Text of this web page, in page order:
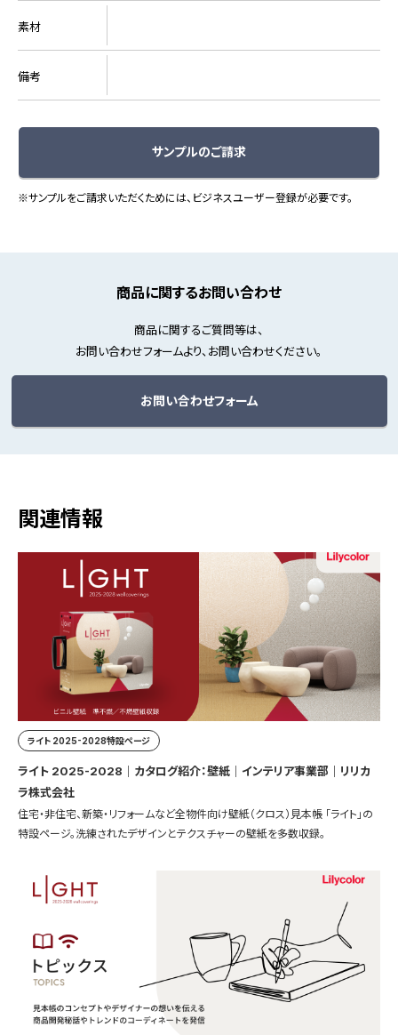
素材
備考
サンプルのご請求
※サンプルをご請求いただくためには、ビジネスユーザー登録が必要です。
商品に関するお問い合わせ
商品に関するご質問等は、
お問い合わせフォームより、お問い合わせください。
お問い合わせフォーム
関連情報
ライト 2025-2028特設ページ
ライト 2025-2028｜カタログ紹介：壁紙｜インテリア事業部｜リリカ
ラ株式会社
住宅・非住宅、新築・リフォームなど全物件向け壁紙（クロス）見本帳 「ライト」の
特設ページ。洗練されたデザインとテクスチャーの壁紙を多数収録。